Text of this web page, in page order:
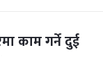
काम गर्ने दुई